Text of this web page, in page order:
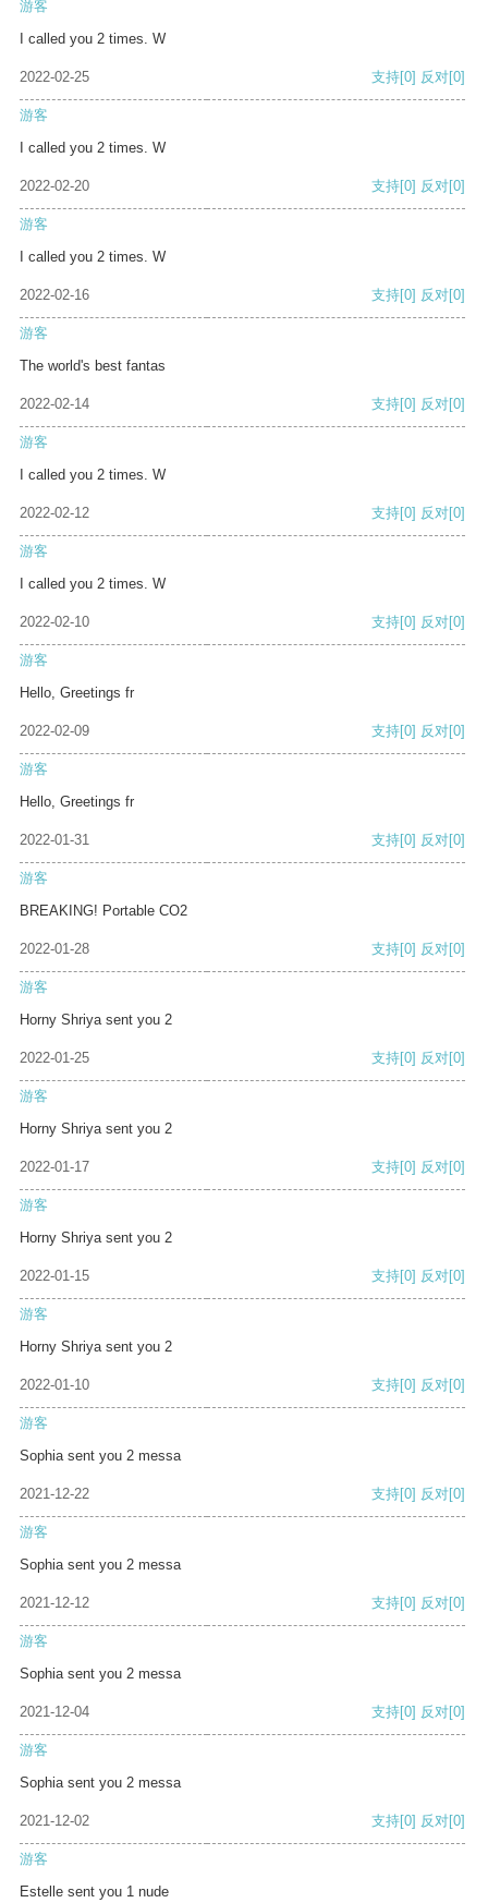
游客
I called you 2 times. W
2022-02-25 支持[0] 反对[0]
游客
I called you 2 times. W
2022-02-20 支持[0] 反对[0]
游客
I called you 2 times. W
2022-02-16 支持[0] 反对[0]
游客
The world's best fantas
2022-02-14 支持[0] 反对[0]
游客
I called you 2 times. W
2022-02-12 支持[0] 反对[0]
游客
I called you 2 times. W
2022-02-10 支持[0] 反对[0]
游客
Hello, Greetings fr
2022-02-09 支持[0] 反对[0]
游客
Hello, Greetings fr
2022-01-31 支持[0] 反对[0]
游客
BREAKING! Portable CO2
2022-01-28 支持[0] 反对[0]
游客
Horny Shriya sent you 2
2022-01-25 支持[0] 反对[0]
游客
Horny Shriya sent you 2
2022-01-17 支持[0] 反对[0]
游客
Horny Shriya sent you 2
2022-01-15 支持[0] 反对[0]
游客
Horny Shriya sent you 2
2022-01-10 支持[0] 反对[0]
游客
Sophia sent you 2 messa
2021-12-22 支持[0] 反对[0]
游客
Sophia sent you 2 messa
2021-12-12 支持[0] 反对[0]
游客
Sophia sent you 2 messa
2021-12-04 支持[0] 反对[0]
游客
Sophia sent you 2 messa
2021-12-02 支持[0] 反对[0]
游客
Estelle sent you 1 nude